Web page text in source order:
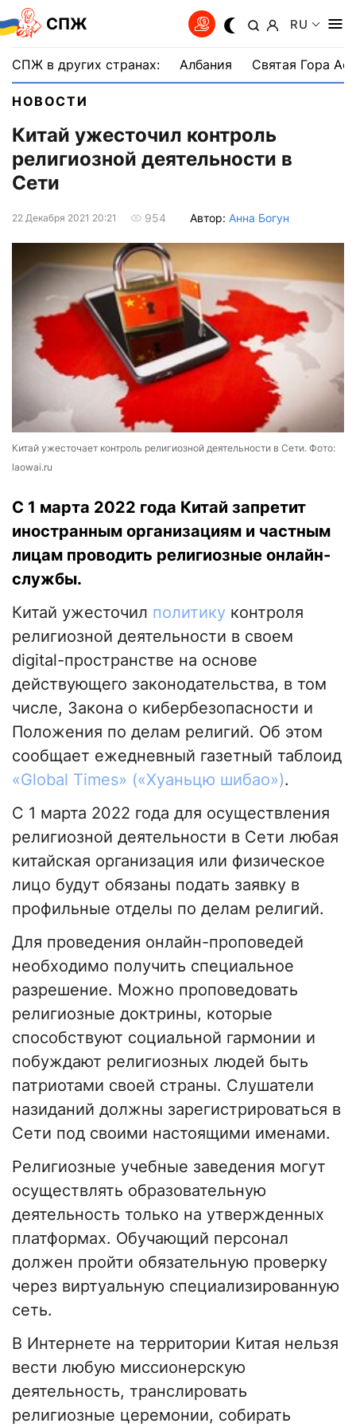
СПЖ RU
СПЖ в других странах: Албания Святая Гора
НОВОСТИ
Китай ужесточил контроль
религиозной деятельности в
Сети
22 Декабря 2021 20:21 954 Автор: Анна Богун
Китай ужесточает контроль религиозной деятельности в Сети. Фото:
laowai.ru
С 1 марта 2022 года Китай запретит
иностранным организациям и частным
лицам проводить религиозные онлайн-
службы.
Китай ужесточил политику контроля
религиозной деятельности в своем
digital-пространстве на основе
действующего законодательства, в том
числе, Закона о кибербезопасности и
Положения по делам религий. Об этом
сообщает ежедневный газетный таблоид
«Global Times» («Хуаньцю шибао»).
С 1 марта 2022 года для осуществления
религиозной деятельности в Сети любая
китайская организация или физическое
лицо будут обязаны подать заявку в
профильные отделы по делам религий.
Для проведения онлайн-проповедей
необходимо получить специальное
разрешение. Можно проповедовать
религиозные доктрины, которые
способствуют социальной гармонии и
побуждают религиозных людей быть
патриотами своей страны. Слушатели
назиданий должны зарегистрироваться в
Сети под своими настоящими именами.
Религиозные учебные заведения могут
осуществлять образовательную
деятельность только на утвержденных
платформах. Обучающий персонал
должен пройти обязательную проверку
через виртуальную специализированную
сеть.
В Интернете на территории Китая нельзя
вести любую миссионерскую
деятельность, транслировать
религиозные церемонии, собирать